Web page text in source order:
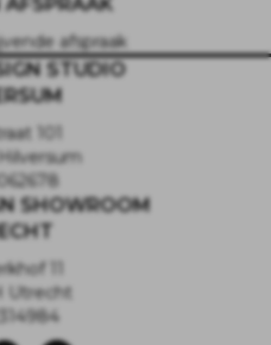
afspraak
STUDIO
101
Hilversum
SHOWROOM
11
Utrecht